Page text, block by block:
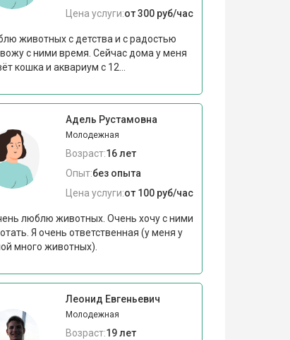
Цена услуги:от 300 руб/час
животных с детства и с радостью
с ними время. Сейчас дома у меня
кошка и аквариум с 12...
Адель Рустамовна
Молодежная
Возраст:16 лет
Опыт:без опыта
Цена услуги:от 100 руб/час
люблю животных. Очень хочу с ними
Я очень ответственная (у меня у
много животных).
Леонид Евгеньевич
Молодежная
Возраст:19 лет